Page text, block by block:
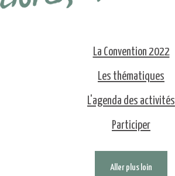
La Convention 2022
Les thématiques
L'agenda des activités
Participer
Aller plus loin